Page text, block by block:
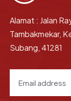
Alamat : Jalan
Tambakmekar,
Subang, 41281